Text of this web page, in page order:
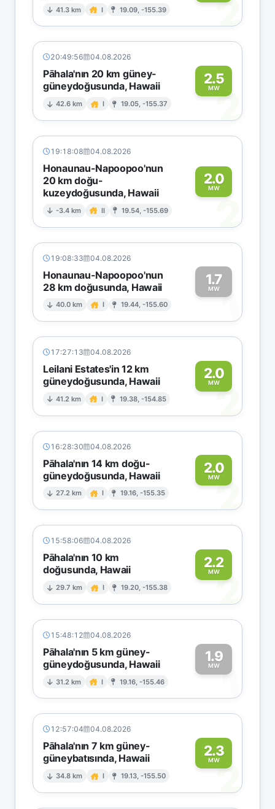
41.3 km I 19.09, -155.39 2
20:49:56 04.08.2026
Pāhala'nın 20 km güney-
güneydoğusunda, Hawaii
42.6 km I 19.05, -155.37
2.5
MW2
19:18:08 04.08.2026
Honaunau-Napoopoo'nun
20 km doğu-
kuzeydoğusunda, Hawaii
-3.4 km II 19.54, -155.69
2.0
MW
2
19:08:33 04.08.2026
Honaunau-Napoopoo'nun
28 km doğusunda, Hawaii
40.0 km I 19.44, -155.60
1.7
MW1
17:27:13 04.08.2026
Leilani Estates'in 12 km
güneydoğusunda, Hawaii
41.2 km I 19.38, -154.85
2.0
MW
2
16:28:30 04.08.2026
Pāhala'nın 14 km doğu-
güneydoğusunda, Hawaii
27.2 km I 19.16, -155.35
2.0
MW2
15:58:06 04.08.2026
Pāhala'nın 10 km
doğusunda, Hawaii
29.7 km I 19.20, -155.38
2.2
MW2
15:48:12 04.08.2026
Pāhala'nın 5 km güney-
güneydoğusunda, Hawaii
31.2 km I 19.16, -155.46
1.9
MW1
12:57:04 04.08.2026
Pāhala'nın 7 km güney-
güneybatısında, Hawaii
34.8 km I 19.13, -155.50
2.3
MW2